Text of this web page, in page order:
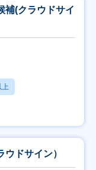
補(クラウドサイ
ドサイン）